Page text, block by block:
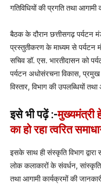
गतिविधियों की प्रगति तथा आगामी
बैठक के दौरान छत्तीसगढ़
प्रस्तुतीकरण के माध्यम से पर्यटन
सचिव डॉ. एस. भारतीदासन को
पर्यटन अधोसंरचना विकास,
विस्तार, विभाग की उपलब्धियों
इसे भी पढ़ें :-मुख्यमंत्री
का हो रहा त्वरित
इसके साथ ही संस्कृति विभाग
लोक कलाकारों के संवर्धन,
तथा आगामी कार्यक्रमों की